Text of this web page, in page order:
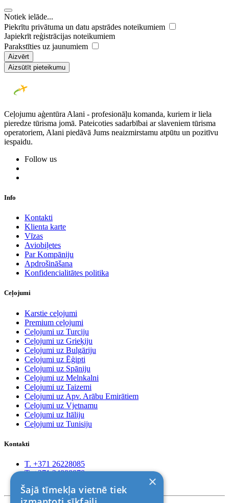
Notiek ielāde...
Piekrītu privātuma un datu apstrādes noteikumiem
Japiekrīt reģistrācijas noteikumiem
Parakstīties uz jaunumiem
Aizvērt
Aizsūtīt pieteikumu
Ceļojumu aģentūra Alani - profesionāļu komanda, kuriem ir liela
pieredze tūrisma jomā. Pateicoties sadarbībai ar slaveniem tūrisma
operatoriem, Alani piedāvā Jums neaizmirstamu atpūtu un pozitīvu
iespaidu.
Follow us
Info
Kontakti
Klienta karte
Vīzas
Aviobiļetes
Par Kompāniju
Apdrošināšana
Konfidencialitātes politika
Ceļojumi
Karstie ceļojumi
Premium ceļojumi
Ceļojumi uz Turciju
Ceļojumi uz Grieķiju
Ceļojumi uz Bulgāriju
Ceļojumi uz Ēģipti
Ceļojumi uz Spāniju
Ceļojumi uz Melnkalni
Ceļojumi uz Taizemi
Ceļojumi uz Apv. Arābu Emirātiem
Ceļojumi uz Vjetnamu
Ceļojumi uz Itāliju
Ceļojumi uz Tunisiju
Kontakti
T. +371 26228085
T. +371 24888878
×
Šajā tīmekļa vietnē tiek